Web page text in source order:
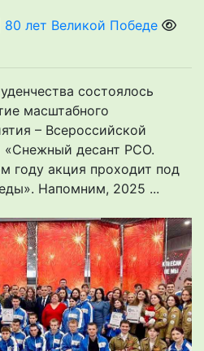
80 лет Великой Победе
состоялось
масштабного
– Всероссийской
«Снежный десант РСО.
году акция проходит под
Напомним, 2025 ...